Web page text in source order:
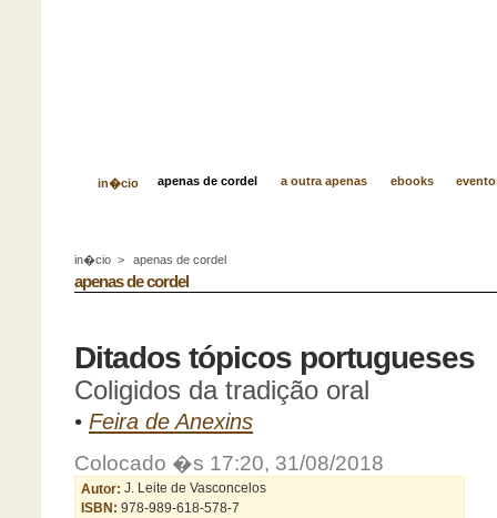
in�cio apenas de cordel a outra apenas ebooks
in�cio > apenas de cordel
apenas de cordel
Ditados tópicos portugueses
Coligidos da tradição oral
• Feira de Anexins
Colocado �s 17:20, 31/08/2018
Autor: J. Leite de Vasconcelos
ISBN: 978-989-618-578-7